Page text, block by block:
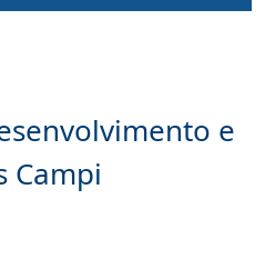
e
Campi